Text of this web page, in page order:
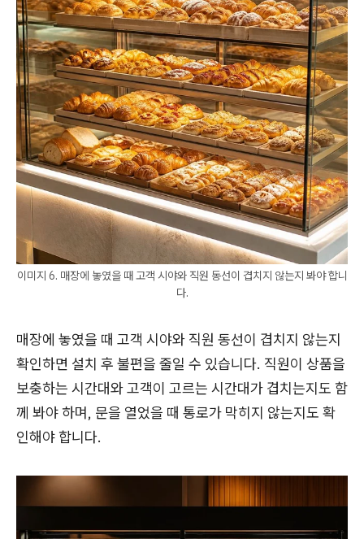
이미지 6. 매장에 놓였을 때 고객 시야와 직원 동선이 겹치지 않는지 봐야 합니
다.
매장에 놓였을 때 고객 시야와 직원 동선이 겹치지 않는지
확인하면 설치 후 불편을 줄일 수 있습니다. 직원이 상품을
보충하는 시간대와 고객이 고르는 시간대가 겹치는지도 함
께 봐야 하며, 문을 열었을 때 통로가 막히지 않는지도 확
인해야 합니다.